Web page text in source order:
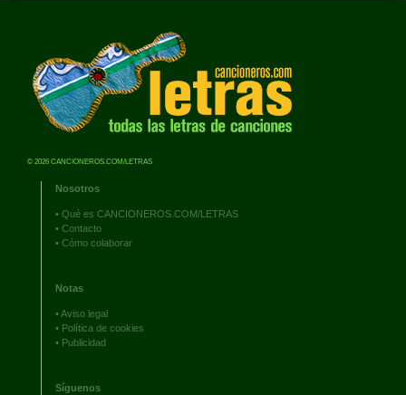
© 2026 CANCIONEROS.COM/LETRAS
Nosotros
• Qué es CANCIONEROS.COM/LETRAS
• Contacto
• Cómo colaborar
Notas
•Aviso legal
• Política de cookies
• Publicidad
Síguenos